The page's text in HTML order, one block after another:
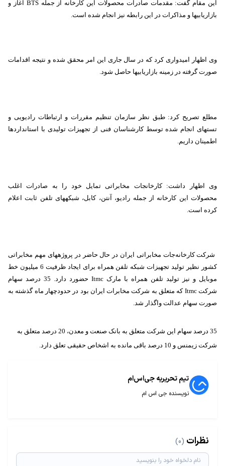
این مقام گفت: مقدمات صادرات محصولات این کارخانه از جملهBTS آغاز و
بازاریابی‏ها و مذاکرات در این رابطه نیز انجام شده است.
وی اظهار امیدواری کرد که در سال جاری این امر محقق شده و نتیجه اقدامات
صورت گرفته در زمینه بازاریابی‏ها حاصل شود.
مطلع تصریح کرد: طبق نظر سازمان تنظیم مقررات و ارتباطات رادیویی و
تست‏های انجام شده توسط کارشناسان فنی از تجهیزات تولیدی با استانداردها
اطمینان داریم.
وی اظهار داشت: کارخانجات مخابراتی تمایل خود را به صادرات اغلب
محصولات این کارخانه از جمله رادیو، آنتن، کابل، شبکه‏های تلفن ثابت اعلام
کرده است.
شرکت کارخانه‌جات مخابراتی ایران در حال حاضر در پروژه‏های مهم مخابراتی
کشور نظیر تولید تجهیزات شبکه تلفن همراه برای ایجاد ظرفیت 6 میلیون خط
موبایل و نیز تولید تلفن همراه با مارک Itmc
حضورد دارد. 35 درصد سهام
شرکتItmc که متعلق به شرکت مخابرات ایران بود در حدودچهار ماه گذشته به
صورت سهام عدالت واگذار شد.
35 درصد سهام این شرکت متعلق به بانک صنعت و معدن، 20 درصد متعلق به
شرکت زیمنس و 10 درصد باقی مانده به اشخاص حقیقی تعلق دارد.
تیم تحریریه جی‌اس‌ام
نویسنده جی اس ام
نظرات (0)